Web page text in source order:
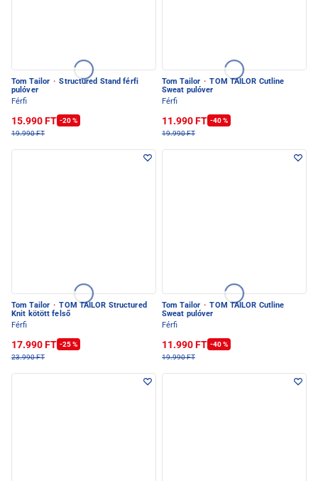
Tom Tailor · Structured Stand férfi
pulóver
Férfi
15.990 FT -20 %
19.990 FT
Tom Tailor · TOM TAILOR Cutline
Sweat pulóver
Férfi
11.990 FT -40 %
19.990 FT
Tom Tailor · TOM TAILOR Structured
Knit kötött felső
Férfi
17.990 FT -25 %
23.990 FT
Tom Tailor · TOM TAILOR Cutline
Sweat pulóver
Férfi
11.990 FT -40 %
19.990 FT